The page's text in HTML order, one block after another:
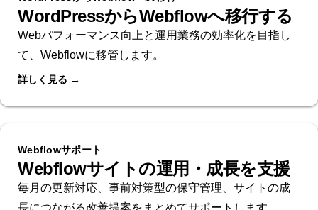
WordPressからWebflowへ移行する
Webパフォーマンス向上と運用業務の効率化を目指し
て、Webflowに移管します。
詳しく見る →
Webflowサポート
Webflowサイトの運用・成長を支援
毎月の更新対応、事前対策型の保守管理、サイトの成
長につながる改善提案をまとめてサポートします。